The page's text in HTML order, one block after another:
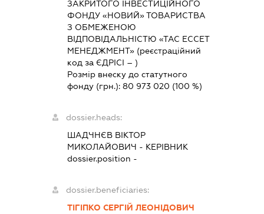
ЗАКРИТОГО ІНВЕСТИЦІЙНОГО
ФОНДУ «НОВИЙ» ТОВАРИСТВА
З ОБМЕЖЕНОЮ
ВІДПОВІДАЛЬНІСТЮ «ТАС ЕССЕТ
МЕНЕДЖМЕНТ» (реєстраційний
код за ЄДРІСІ – )
Розмір внеску до статутного
фонду (грн.):80 973 020 (100 %)
dossier.heads:
ШАДЧНЄВ ВІКТОР
МИКОЛАЙОВИЧ - КЕРІВНИК
dossier.position -
dossier.beneficiaries:
ТІГІПКО СЕРГІЙ ЛЕОНІДОВИЧ